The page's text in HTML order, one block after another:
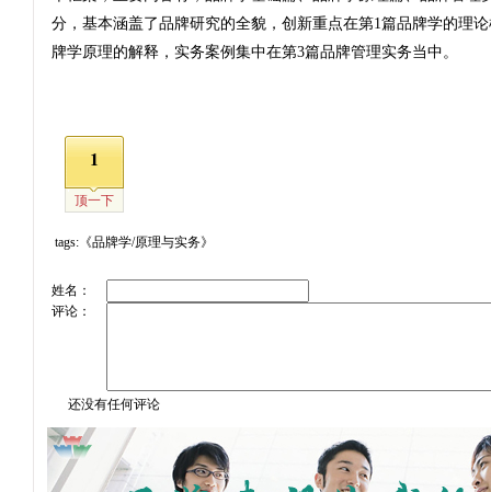
分，基本涵盖了品牌研究的全貌，创新重点在第1篇品牌学的理
牌学原理的解释，实务案例集中在第3篇品牌管理实务当中。
1
顶一下
tags:《品牌学/原理与实务》
姓名：
评论：
还没有任何评论